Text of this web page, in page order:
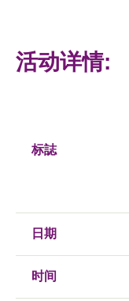
科技分享
活动详情:
标誌
日期
时间